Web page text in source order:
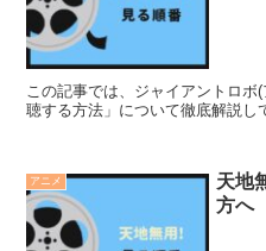
この記事では、ジャイアントロ
聴する方法」について徹底解説し
アニメ
天地
方へ